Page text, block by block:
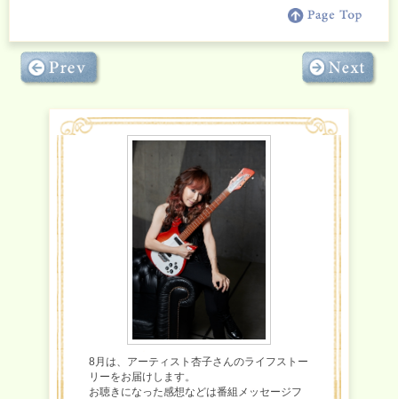
8月は、アーティスト杏子さんのライフストー
リーをお届けします。
お聴きになった感想などは番組メッセージフ